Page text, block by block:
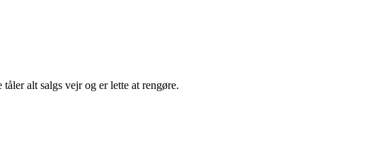
alt salgs vejr og er lette at rengøre.